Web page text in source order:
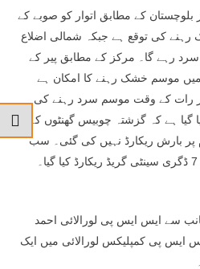
بلوچستان کے مطابق اتوار کو صوبے کے
رہنے کی توقع ہے جبکہ شمالی اضلاع
رہے گا۔ مرکز کے مطابق پیر کے
میں موسم خشک رہنے کا امکان ہے
رات کے وقت موسم سرد رہنے کی
گیا ہے کہ گزشتہ چوبیس گھنٹوں کے
بارش ریکارڈ نہیں کی گئی۔ سب
کی جانب سے ایس ایس پی لورالائی احمد
ایس پی کمپلیکس لورالائی میں ایک